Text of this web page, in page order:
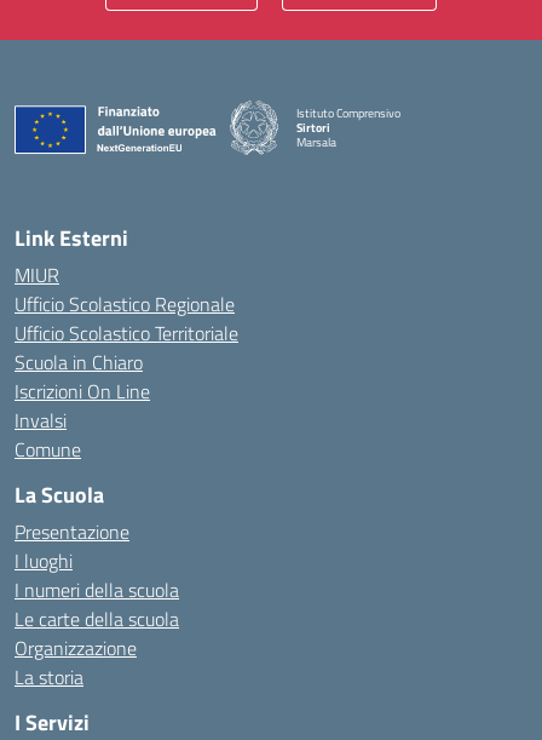
Istituto Comprensivo
Sirtori
Marsala
Link Esterni
MIUR
Ufficio Scolastico Regionale
Ufficio Scolastico Territoriale
Scuola in Chiaro
Iscrizioni On Line
Invalsi
Comune
La Scuola
Presentazione
I luoghi
I numeri della scuola
Le carte della scuola
Organizzazione
La storia
I Servizi